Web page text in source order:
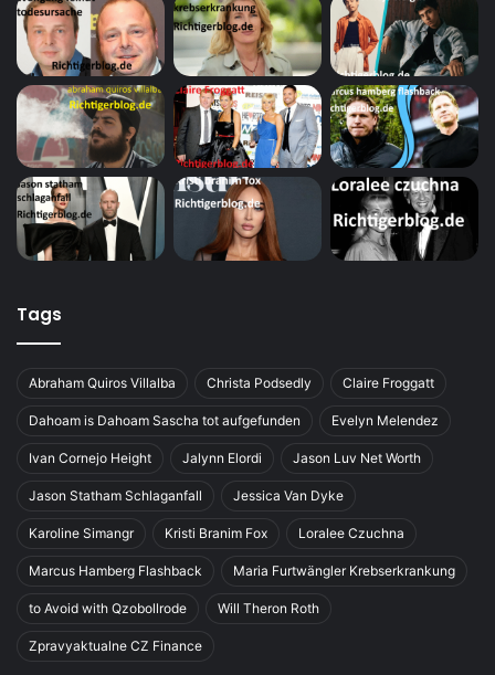
Tags
Abraham Quiros Villalba Christa Podsedly Claire Froggatt
Dahoam is Dahoam Sascha tot aufgefunden Evelyn Melendez
Ivan Cornejo Height Jalynn Elordi Jason Luv Net Worth
Jason Statham Schlaganfall Jessica Van Dyke
Karoline Simangr Kristi Branim Fox Loralee Czuchna
Marcus Hamberg Flashback Maria Furtwängler Krebserkrankung
to Avoid with Qzobollrode Will Theron Roth
Zpravyaktualne CZ Finance